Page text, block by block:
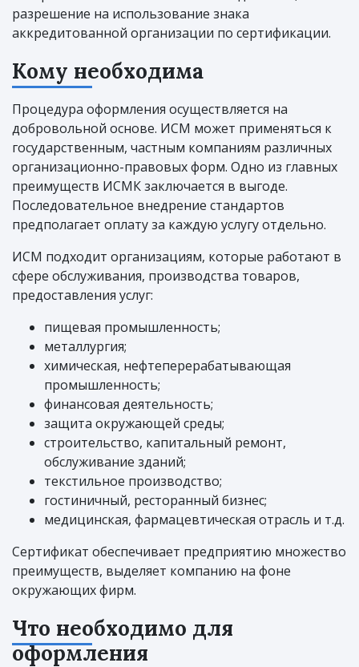
разрешение на использование знака
аккредитованной организации по сертификации.
Кому необходима
Процедура оформления осуществляется на
добровольной основе. ИСМ может применяться к
государственным, частным компаниям различных
организационно-правовых форм. Одно из главных
преимуществ ИСМК заключается в выгоде.
Последовательное внедрение стандартов
предполагает оплату за каждую услугу отдельно.
ИСМ подходит организациям, которые работают в
сфере обслуживания, производства товаров,
предоставления услуг:
пищевая промышленность;
металлургия;
химическая, нефтеперерабатывающая
промышленность;
финансовая деятельность;
защита окружающей среды;
строительство, капитальный ремонт,
обслуживание зданий;
текстильное производство;
гостиничный, ресторанный бизнес;
медицинская, фармацевтическая отрасль и т.д.
Сертификат обеспечивает предприятию множество
преимуществ, выделяет компанию на фоне
окружающих фирм.
Что необходимо для
оформления